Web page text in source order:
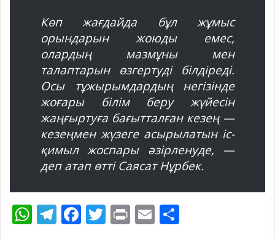
Көп жағдайда бұл жұмыс
орындарын жоюды емес,
олардың мазмұны мен
талаптарын өзгертуді білдіреді.
Осы тұжырымдардың негізінде
жоғары білім беру жүйесін
жаңғыртуға бағытталған кезең —
кезеңмен жүзеге асырылатын іс-
қимыл жоспары әзірленуде, —
деп атап өтті Саясат Нұрбек.
W T F T Pr E